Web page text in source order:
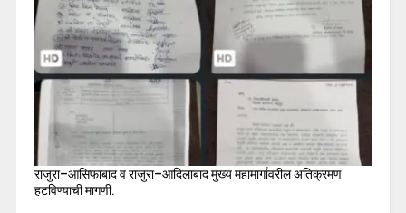
राजुरा–आसिफाबाद व राजुरा–आदिलाबाद मुख्य महामार्गावरील अतिक्रमण
हटविण्याची मागणी.